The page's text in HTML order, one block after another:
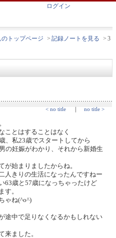
ログイン
トップページ > 記録ノートを見る > 3
< no title ｜ no title >
ことはすることはなく
、私23歳でスタートしてから
の妊娠がわかり、それから新婚生
が始まりましたからね。
人きりの生活になったんですねー
63歳と57歳になっちゃったけど
す。
ゃね(^o^)
途中で足りなくなるかもしれない
来ました。